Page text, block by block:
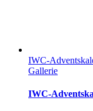
IWC-
Gallerie
IWC-